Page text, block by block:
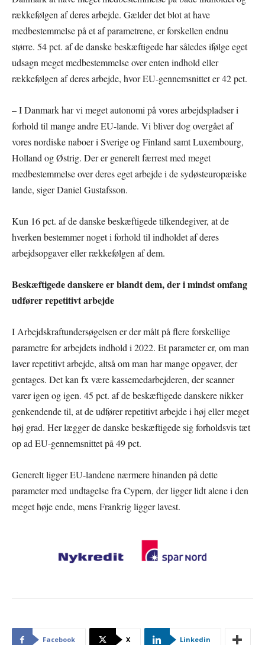
rækkefølgen af deres arbejde. Gælder det blot at have
medbestemmelse på et af parametrene, er forskellen endnu
større. 54 pct. af de danske beskæftigede har således ifølge eget
udsagn meget medbestemmelse over enten indhold eller
rækkefølgen af deres arbejde, hvor EU-gennemsnittet er 42 pct.
– I Danmark har vi meget autonomi på vores arbejdspladser i
forhold til mange andre EU-lande. Vi bliver dog overgået af
vores nordiske naboer i Sverige og Finland samt Luxembourg,
Holland og Østrig. Der er generelt færrest med meget
medbestemmelse over deres eget arbejde i de sydøsteuropæiske
lande, siger Daniel Gustafsson.
Kun 16 pct. af de danske beskæftigede tilkendegiver, at de
hverken bestemmer noget i forhold til indholdet af deres
arbejdsopgaver eller rækkefølgen af dem.
Beskæftigede danskere er blandt dem, der i mindst omfang
udfører repetitivt arbejde
I Arbejdskraftundersøgelsen er der målt på flere forskellige
parametre for arbejdets indhold i 2022. Et parameter er, om man
laver repetitivt arbejde, altså om man har mange opgaver, der
gentages. Det kan fx være kassemedarbejderen, der scanner
varer igen og igen. 45 pct. af de beskæftigede danskere nikker
genkendende til, at de udfører repetitivt arbejde i høj eller meget
høj grad. Her lægger de danske beskæftigede sig forholdsvis tæt
op ad EU-gennemsnittet på 49 pct.
Generelt ligger EU-landene nærmere hinanden på dette
parameter med undtagelse fra Cypern, der ligger lidt alene i den
meget høje ende, mens Frankrig ligger lavest.
Facebook X Linkedin